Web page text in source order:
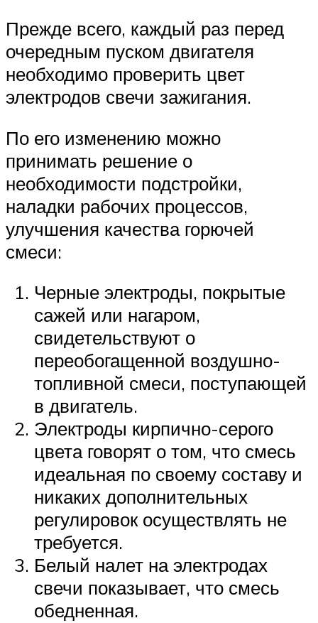
Прежде всего, каждый раз перед
очередным пуском двигателя
необходимо проверить цвет
электродов свечи зажигания.
По его изменению можно
принимать решение о
необходимости подстройки,
наладки рабочих процессов,
улучшения качества горючей
смеси:
Черные электроды, покрытые
сажей или нагаром,
свидетельствуют о
переобогащенной воздушно-
топливной смеси, поступающей
в двигатель.
Электроды кирпично-серого
цвета говорят о том, что смесь
идеальная по своему составу и
никаких дополнительных
регулировок осуществлять не
требуется.
Белый налет на электродах
свечи показывает, что смесь
обедненная.